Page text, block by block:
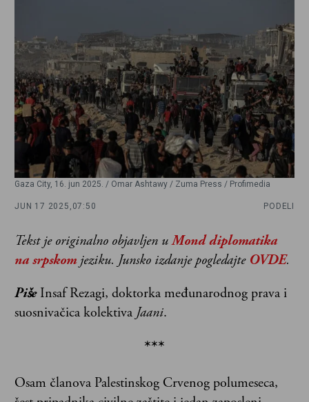
Gaza City, 16. jun 2025. / Omar Ashtawy / Zuma Press / Profimedia
JUN 17 2025, 07:50 PODELI
Tekst je originalno objavljen uMond diplomatika
na srpskomjeziku. Junsko izdanje pogledajte OVDE.
Piše Insaf Rezagi, doktorka međunarodnog prava i
suosnivačica kolektiva Jaani.
***
Osam članova Palestinskog Crvenog polumeseca,